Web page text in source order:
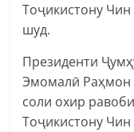
Тоҷикистону
шуд.
Президенти
Эмомалӣ Раҳмон
соли охир
Тоҷикистону